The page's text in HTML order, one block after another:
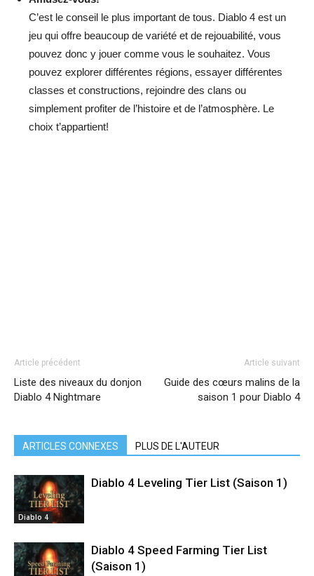
C’est le conseil le plus important de tous. Diablo 4 est un
jeu qui offre beaucoup de variété et de rejouabilité, vous
pouvez donc y jouer comme vous le souhaitez. Vous
pouvez explorer différentes régions, essayer différentes
classes et constructions, rejoindre des clans ou
simplement profiter de l’histoire et de l’atmosphère. Le
choix t’appartient!
Article précédent
Liste des niveaux du donjon
Diablo 4 Nightmare
Article suivant
Guide des cœurs malins de la
saison 1 pour Diablo 4
ARTICLES CONNEXES PLUS DE L'AUTEUR
Diablo 4
Diablo 4 Leveling Tier List (Saison 1)
Diablo 4 Speed ​​Farming Tier List
(Saison 1)